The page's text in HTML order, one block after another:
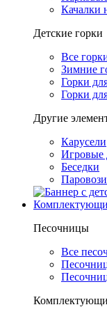
Качалки
Детские горки
Все
Зимние
Горки
Горки
Другие
Карусели
Игровые
Беседки
Песочницы
Все